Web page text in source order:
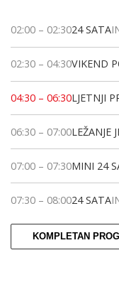
02:00 – 02:3024 SATA
02:30 – 04:30VIKEND
04:30 – 06:30LJETNJI
06:30 – 07:00LEŽANJE
07:00 – 07:30MINI 24
07:30 – 08:0024 SATA
KOMPLETAN